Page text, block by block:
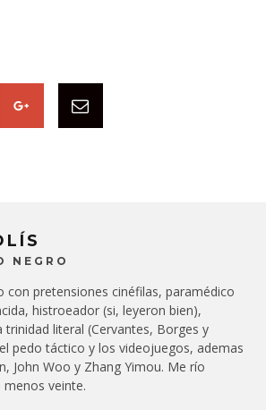
NEGRO
con pretensiones cinéfilas, paramédico
histroeador (si, leyeron bien),
trinidad literal (Cervantes, Borges y
pedo táctico y los videojuegos, ademas
John Woo y Zhang Yimou. Me río
veinte.